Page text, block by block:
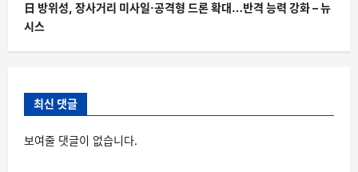
日 방위성, 장사거리 미사일·공격형 드론 확대…반격 능력 강화 – 뉴
시스
최신 댓글
보여줄 댓글이 없습니다.